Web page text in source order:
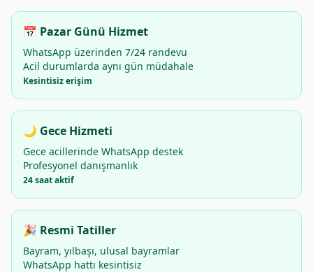
📅 Pazar Günü Hizmet
WhatsApp üzerinden 7/24 randevu
Acil durumlarda aynı gün müdahale
Kesintisiz erişim
🌙 Gece Hizmeti
Gece acillerinde WhatsApp destek
Profesyonel danışmanlık
24 saat aktif
🎉 Resmi Tatiller
Bayram, yılbaşı, ulusal bayramlar
WhatsApp hattı kesintisiz